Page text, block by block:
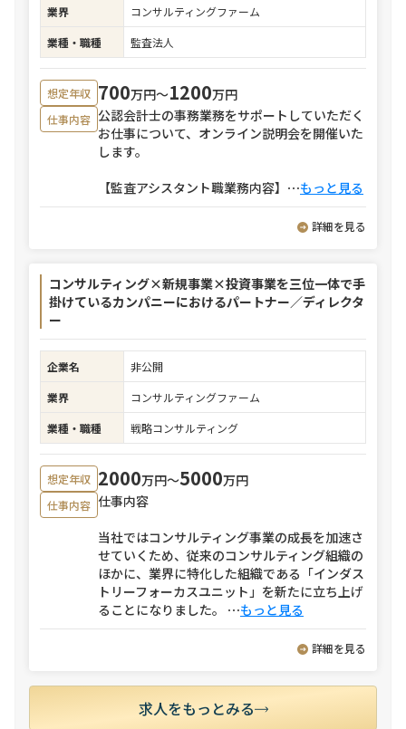
業界
コンサルティングファーム
業種・職種
監査法人
想定年収 700万円〜1200万円
仕事内容 公認会計士の事務業務をサポートしていただく
お仕事について、オンライン説明会を開催いた
します。
【監査アシスタント職業務内容】 ⋯もっと見る
詳細を見る
コンサルティング×新規事業×投資事業を三位一体で手
掛けているカンパニーにおけるパートナー／ディレクタ
ー
企業名
非公開
業界
コンサルティングファーム
業種・職種
戦略コンサルティング
想定年収 2000万円〜5000万円
仕事内容 仕事内容
当社ではコンサルティング事業の成長を加速さ
せていくため、従来のコンサルティング組織の
ほかに、業界に特化した組織である「インダス
トリーフォーカスユニット」を新たに立ち上げ
ることになりました。 ⋯もっと見る
詳細を見る
求人をもっとみる